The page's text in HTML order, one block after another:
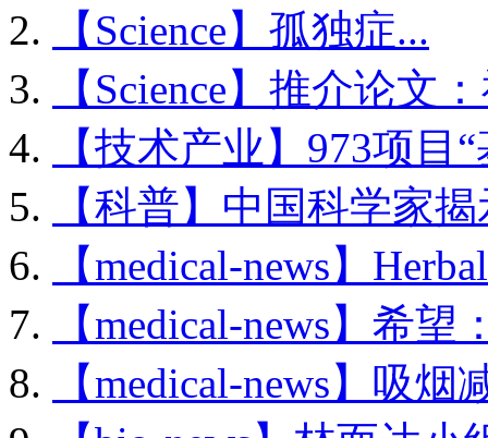
【Science】孤独症...
【Science】推介论文
【技术产业】973项目
【科普】中国科学家
【medical-news】
【medical-news】希望
【medical-news】吸烟